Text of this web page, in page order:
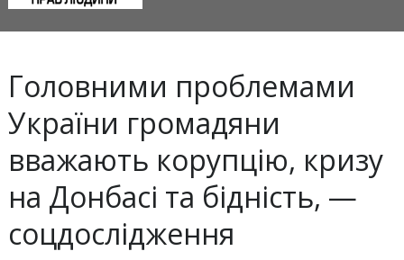
Головними проблемами
України громадяни
вважають корупцію, кризу
на Донбасі та бідність, —
соцдослідження